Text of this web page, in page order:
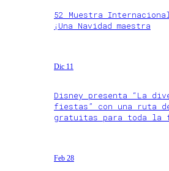
52 Muestra
¡Una Navidad maestra
Dic 11
Disney presenta “La
fiestas” con una ruta
gratuitas para toda la
Feb 28